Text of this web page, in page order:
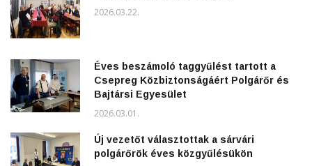
2026.03.22.
Éves beszámoló taggyűlést tartott a
Csepreg Közbiztonságáért Polgárőr és
Bajtársi Egyesület
2026.03.01.
Új vezetőt választottak a sárvári
polgárőrök éves közgyűlésükön